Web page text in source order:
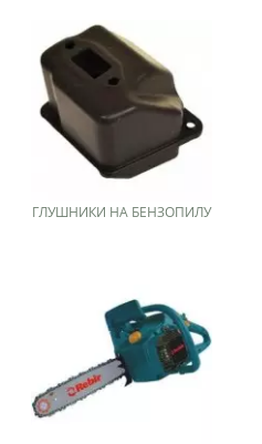
ГЛУШНИКИ НА БЕНЗОПИЛУ